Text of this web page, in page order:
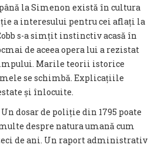
la Simenon există în cultura
a interesului pentru cei aflați la
s-a simțit instinctiv acasă în
de aceea opera lui a rezistat
Marile teorii istorice
se schimbă. Explicațiile
și înlocuite.
dosar de poliție din 1795 poate
despre natura umană cum
de ani. Un raport administrativ